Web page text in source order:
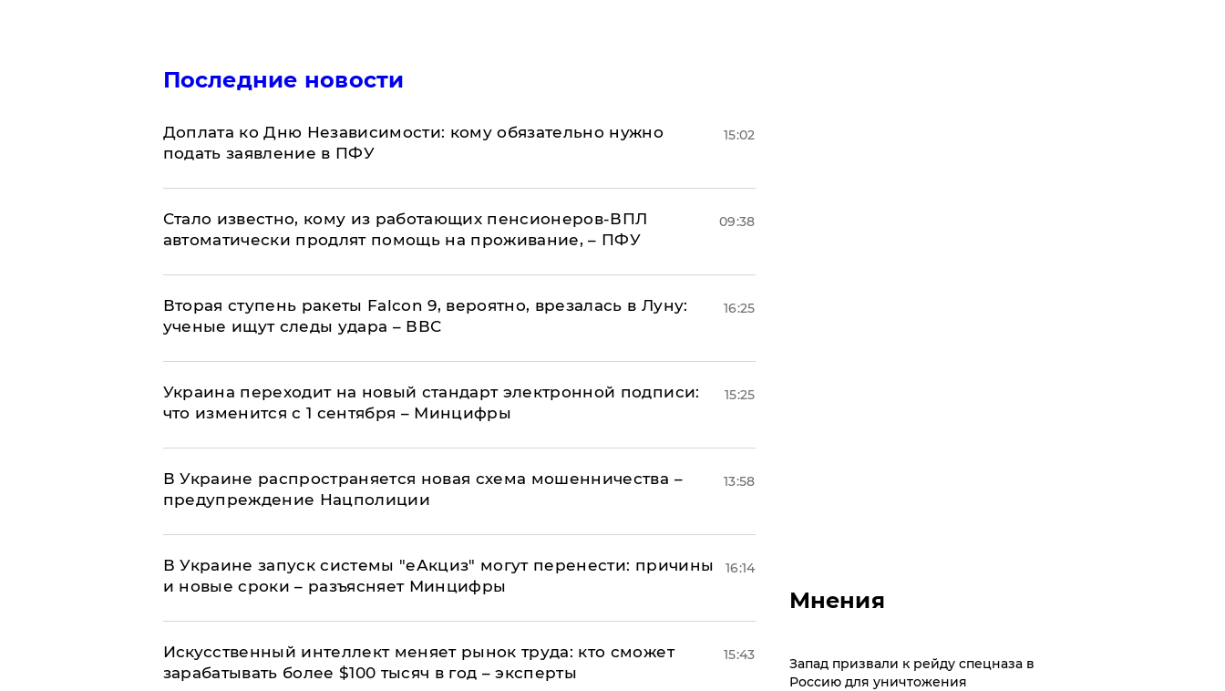
Последние новости
Доплата ко Дню Независимости: кому обязательно нужно
подать заявление в ПФУ
15:02
Стало известно, кому из работающих пенсионеров-ВПЛ
автоматически продлят помощь на проживание, – ПФУ
09:38
Вторая ступень ракеты Falcon 9, вероятно, врезалась в Луну:
ученые ищут следы удара – ВВС
16:25
Украина переходит на новый стандарт электронной подписи:
что изменится с 1 сентября – Минцифры
15:25
В Украине распространяется новая схема мошенничества –
предупреждение Нацполиции
13:58
В Украине запуск системы "еАкциз" могут перенести: причины
и новые сроки – разъясняет Минцифры
16:14
Искусственный интеллект меняет рынок труда: кто сможет
зарабатывать более $100 тысяч в год – эксперты
15:43
Мнения
Запад призвали к рейду спецназа в
Россию для уничтожения